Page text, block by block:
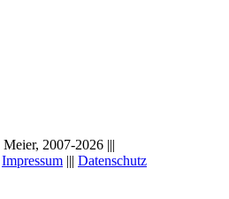
Meier, 2007-2026 |||
Impressum ||| Datenschutz